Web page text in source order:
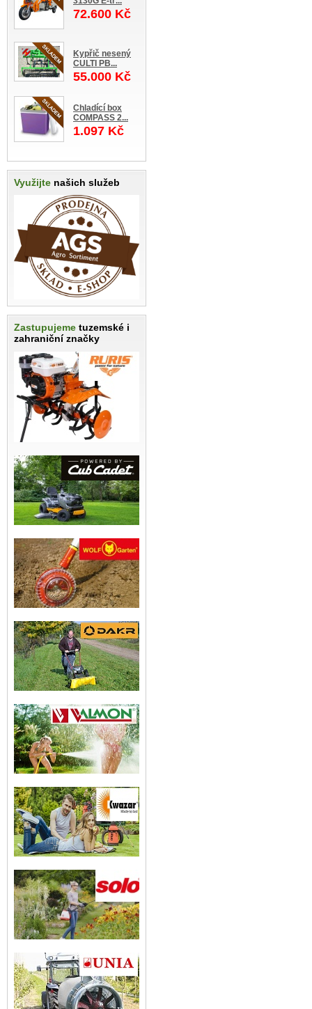
72.600 Kč
Kypřič nesený
CULTI PB...
55.000 Kč
Chladící box
COMPASS 2...
1.097 Kč
Využijte našich služeb
Zastupujeme tuzemské i
zahraniční značky